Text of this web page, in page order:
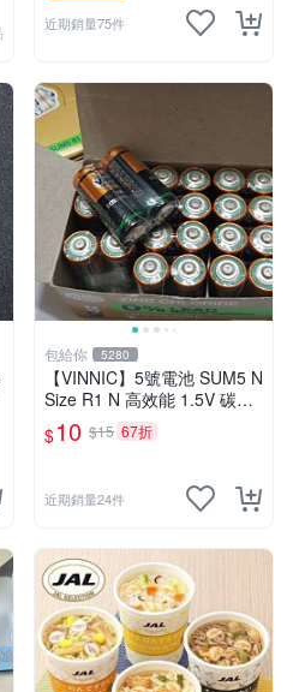
近期銷量75件
包給你 5280
【VINNIC】5號電池 SUM5 N
Size R1 N 高效能 1.5V 碳鋅
電池 鋅錳
$10 $15 67折
近期銷量24件